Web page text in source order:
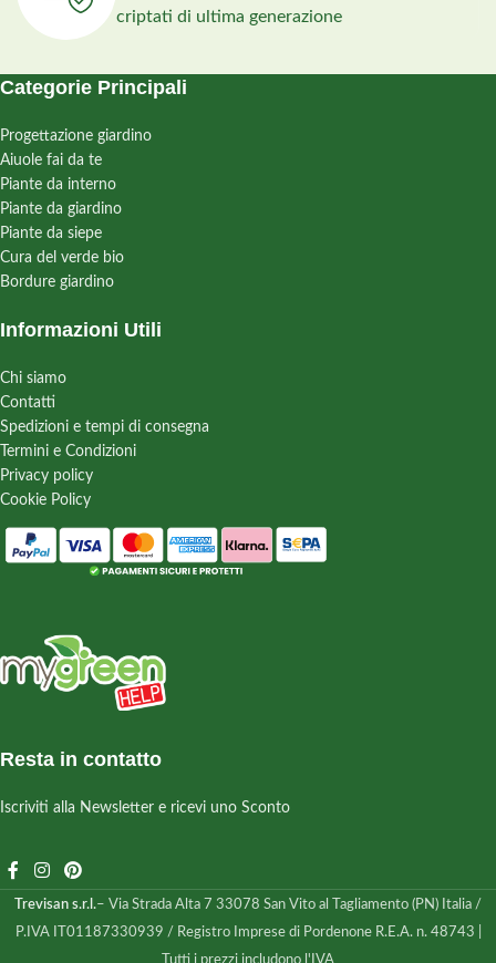
criptati di ultima generazione
Categorie Principali
Progettazione giardino
Aiuole fai da te
Piante da interno
Piante da giardino
Piante da siepe
Cura del verde bio
Bordure giardino
Informazioni Utili
Chi siamo
Contatti
Spedizioni e tempi di consegna
Termini e Condizioni
Privacy policy
Cookie Policy
Resta in contatto
Iscriviti alla Newsletter e ricevi uno Sconto
Trevisan s.r.l.– Via Strada Alta 7 33078 San Vito al Tagliamento (PN) Italia /
P.IVA IT01187330939 / Registro Imprese di Pordenone R.E.A. n. 48743 |
Tutti i prezzi includono l'IVA